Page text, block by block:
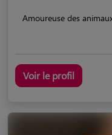
Amoureuse des
Voir le profil